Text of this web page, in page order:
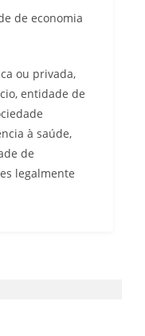
de economia
ou privada,
entidade de
à saúde,
de
legalmente